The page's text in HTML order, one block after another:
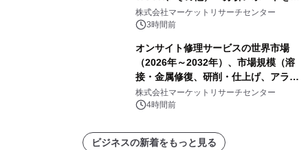
表
株式会社マーケットリサーチセンター
3時間前
オンサイト修理サービスの世界市場
（2026年～2032年）、市場規模（溶
接・金属修復、研削・仕上げ、アライ
メント、その他）・分析レポートを発
表
株式会社マーケットリサーチセンター
4時間前
ビジネスの新着をもっと見る